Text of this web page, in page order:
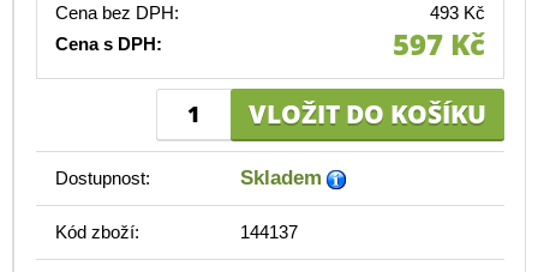
Cena bez DPH:
493 Kč
Cena s DPH:
597 Kč
Dostupnost: Skladem
Kód zboží: 144137